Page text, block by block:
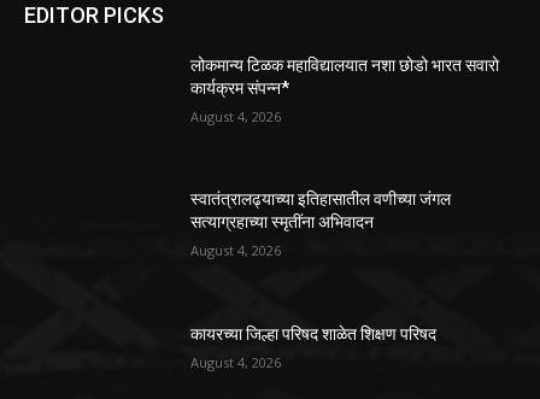
EDITOR PICKS
लोकमान्य टिळक महाविद्यालयात नशा छोडो भारत सवारो
कार्यक्रम संपन्न*
August 4, 2026
स्वातंत्रालढ्याच्या इतिहासातील वणीच्या जंगल
सत्याग्रहाच्या स्मृतींना अभिवादन
August 4, 2026
कायरच्या जिल्हा परिषद शाळेत शिक्षण परिषद
August 4, 2026